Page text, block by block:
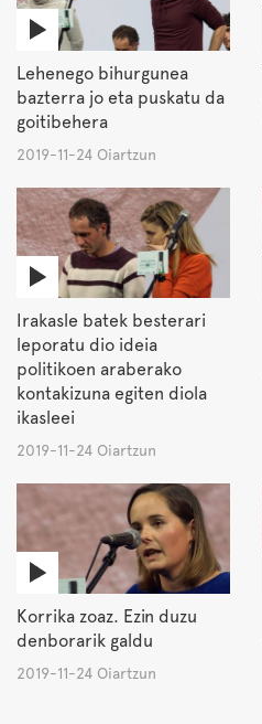
Lehenego bihurgunea
bazterra jo eta puskatu da
goitibehera
2019-11-24 Oiartzun
Irakasle batek besterari
leporatu dio ideia
politikoen araberako
kontakizuna egiten diola
ikasleei
2019-11-24 Oiartzun
Korrika zoaz. Ezin duzu
denborarik galdu
2019-11-24 Oiartzun